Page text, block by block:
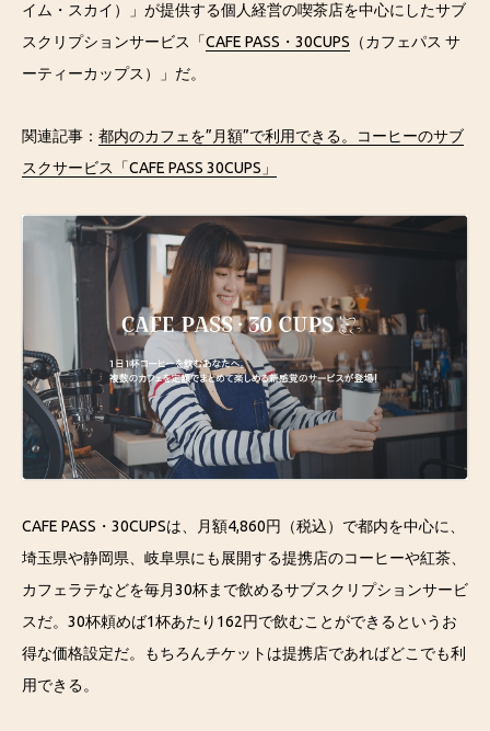
イム・スカイ）」が提供する個人経営の喫茶店を中心にしたサブ
スクリプションサービス「CAFE PASS・30CUPS （カフェパス サ
ーティーカップス）」だ。
関連記事： 都内のカフェを”月額”で利用できる。コーヒーのサブ
スクサービス「CAFE PASS 30CUPS」
CAFE PASS・30CUPSは、月額4,860円（税込）で都内を中心に、
埼玉県や静岡県、岐阜県にも展開する提携店のコーヒーや紅茶、
カフェラテなどを毎月30杯まで飲めるサブスクリプションサービ
スだ。30杯頼めば1杯あたり162円で飲むことができるというお
得な価格設定だ。もちろんチケットは提携店であればどこでも利
用できる。